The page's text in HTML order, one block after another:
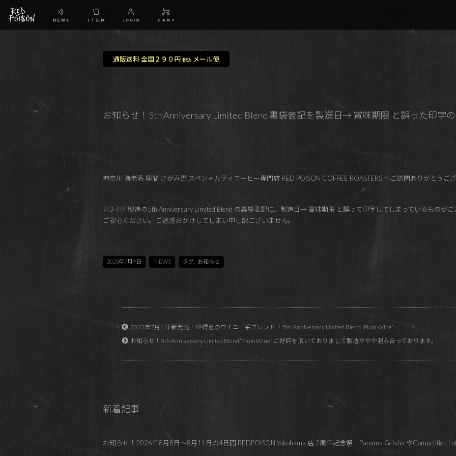
通販送料 全国２９０円 税込メール便
お知らせ！5th Anniversary Limited Blend 裏袋表記を製造日→ 賞味期限 と誤った印字
神奈川 海老名 座間 さがみ野 スペシャルティコーヒー専門店 RED POISON COFFEE ROASTERS へご訪問ありがとうご
7/3-7/4 製造の5th Anniversary Limited Blend の裏袋表記に、製造日→ 賞味期限 と誤って印字してしまっているものが
ご安心ください。ご迷惑おかけしてしまい申し訳ございません。
2023年7月9日 NEWS タグ: お知らせ
2023年7月1日 新発売！RP得意のワイニー系ブレンド ！5th Anniversary Limited Blend “Plum Wine”
お知らせ！5th Anniversary Limited Blend “Plum Wine” ご好評を頂いておりまして製造がやや混み合っております。
新着記事
お知らせ！2026年8月8日～8月11日の4日間 REDPOISON Yokohama 店 2周年記念祭！Panama Geisha やCompetition